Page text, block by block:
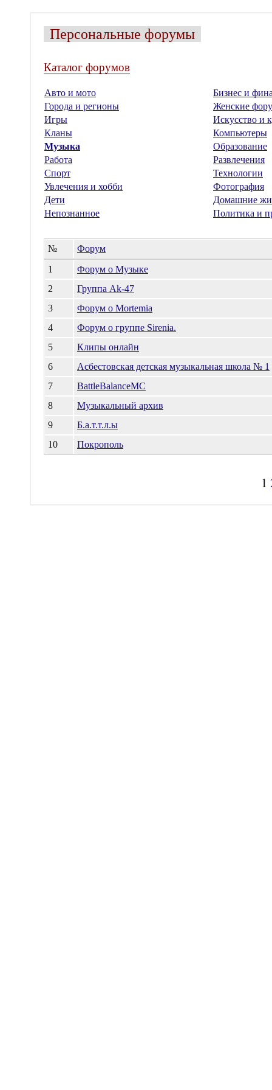
Персональные форумы
Каталог форумов
Авто и мото
Бизнес и
Города и регионы
Женские
Игры
Искусство и
Кланы
Компьютеры
Музыка
Образование
Работа
Развлечения
Спорт
Технологии
Увлечения и хобби
Фотография
Дети
Домашние
Непознанное
Политика и
№
Форум
1
Форум о Музыке
2
Группа Ak-47
3
Форум о Mortemia
4
Форум о группе Sirenia.
5
Клипы онлайн
6
Асбестовская детская музыкальная школа № 1
7
BattleBalanceMC
8
Музыкальный архив
9
Б.а.т.т.л.ы
10
Покрополь
1